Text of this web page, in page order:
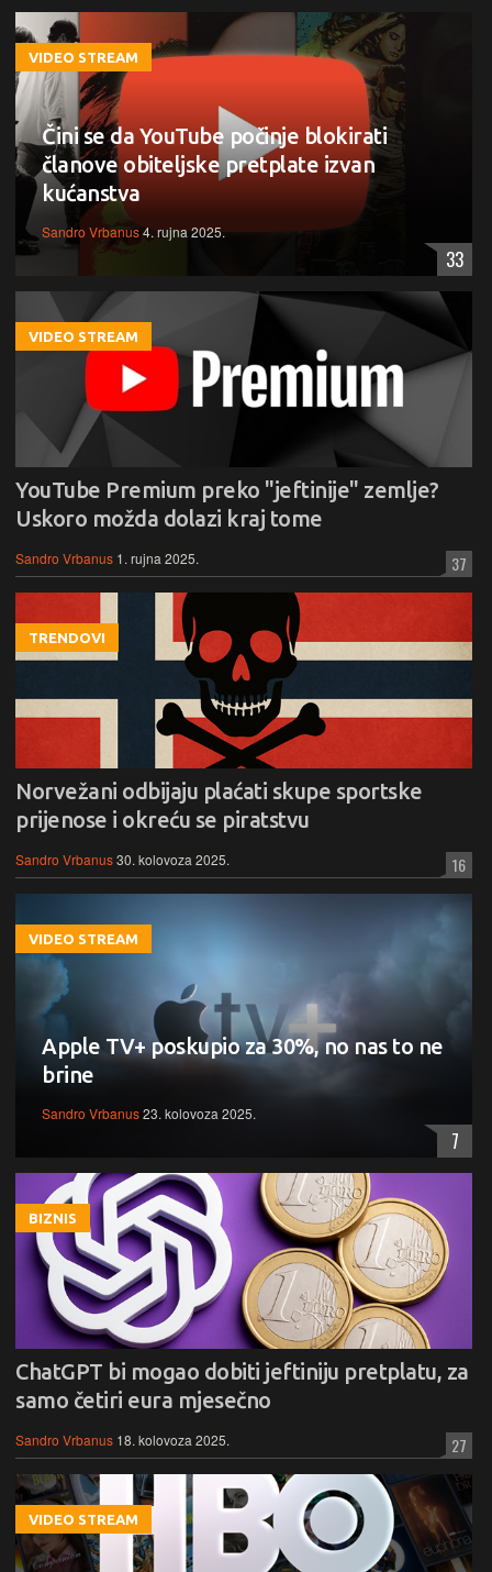
VIDEO STREAM
Čini se da YouTube počinje blokirati
članove obiteljske pretplate izvan
kućanstva
Sandro Vrbanus4. rujna 2025.
33
VIDEO STREAM
YouTube Premium preko "jeftinije" zemlje?
Uskoro možda dolazi kraj tome
Sandro Vrbanus 1. rujna 2025. 37
TRENDOVI
Norvežani odbijaju plaćati skupe sportske
prijenose i okreću se piratstvu
Sandro Vrbanus30. kolovoza 2025. 16
VIDEO STREAM
Apple TV+ poskupio za 30%, no nas to ne
brine
Sandro Vrbanus23. kolovoza 2025.
7
BIZNIS
ChatGPT bi mogao dobiti jeftiniju pretplatu, za
samo četiri eura mjesečno
Sandro Vrbanus 18. kolovoza 2025. 27
VIDEO STREAM